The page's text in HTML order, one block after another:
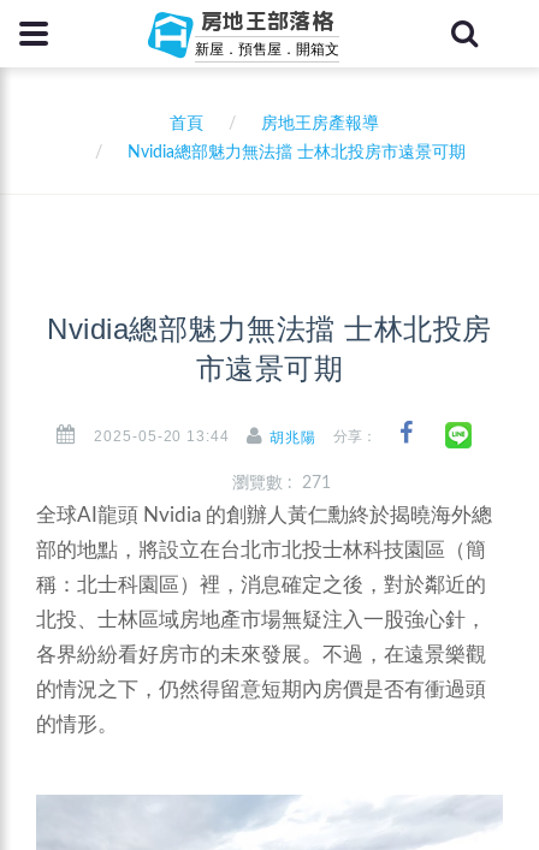
房地王部落格
新屋．預售屋．開箱文
首頁
房地王房產報導
Nvidia總部魅力無法擋 士林北投房市遠景可期
Nvidia總部魅力無法擋 士林北投房
市遠景可期
2025-05-20 13:44 胡兆陽 分享：
瀏覽數 : 271
全球AI龍頭 Nvidia 的創辦人黃仁勳終於揭曉海外總
部的地點，將設立在台北市北投士林科技園區（簡
稱：北士科園區）裡，消息確定之後，對於鄰近的
北投、士林區域房地產市場無疑注入一股強心針，
各界紛紛看好房市的未來發展。不過，在遠景樂觀
的情況之下，仍然得留意短期內房價是否有衝過頭
的情形。